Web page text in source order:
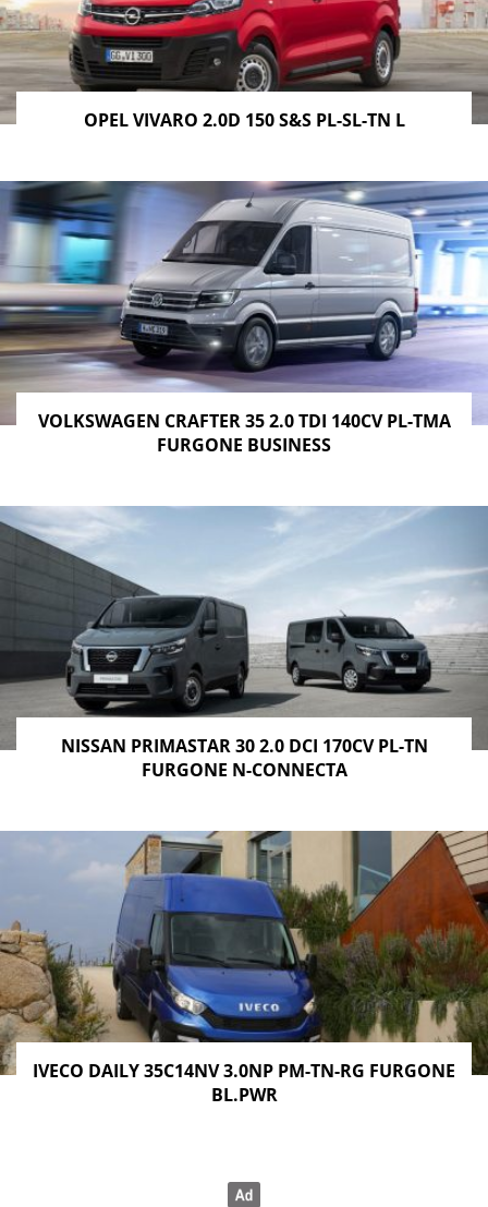
OPEL VIVARO 2.0D 150 S&S PL-SL-TN L
VOLKSWAGEN CRAFTER 35 2.0 TDI 140CV PL-TMA
FURGONE BUSINESS
NISSAN PRIMASTAR 30 2.0 DCI 170CV PL-TN
FURGONE N-CONNECTA
IVECO DAILY 35C14NV 3.0NP PM-TN-RG FURGONE
BL.PWR